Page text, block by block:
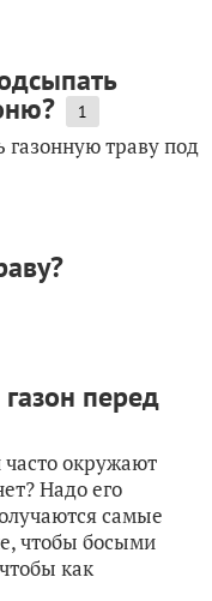
1
траву под
перед
окружают
Надо его
самые
чтобы босыми
как